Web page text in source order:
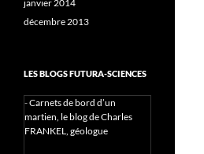
janvier 2014
décembre 2013
LES BLOGS FUTURA-SCIENCES
-Carnets de bord d’un
martien, le blog de Charles
FRANKEL, géologue